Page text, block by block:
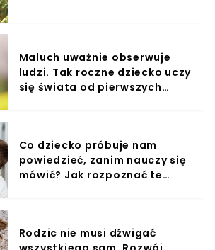
Maluch uważnie obserwuje
ludzi. Tak roczne dziecko uczy
się świata od pierwszych
Co dziecko próbuje nam
powiedzieć, zanim nauczy się
mówić? Jak rozpoznać te
Rodzic nie musi dźwigać